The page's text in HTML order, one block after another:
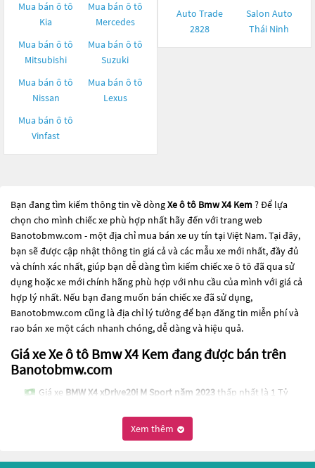
Mua bán ô tô
Kia
Mua bán ô tô
Mercedes
Mua bán ô tô
Mitsubishi
Mua bán ô tô
Suzuki
Mua bán ô tô
Nissan
Mua bán ô tô
Lexus
Mua bán ô tô
Vinfast
Auto Trade
2828
Salon Auto
Thái Ninh
Bạn đang tìm kiếm thông tin về dòngXe ô tô Bmw X4 Kem? Để lựa
chọn cho mình chiếc xe phù hợp nhất hãy đến với trang web
Banotobmw.com - một địa chỉ mua bán xe uy tín tại Việt Nam. Tại đây,
bạn sẽ được cập nhật thông tin giá cả và các mẫu xe mới nhất, đầy đủ
và chính xác nhất, giúp bạn dễ dàng tìm kiếm chiếc xe ô tô đã qua sử
dụng hoặc xe mới chính hãng phù hợp với nhu cầu của mình với giá cả
hợp lý nhất. Nếu bạn đang muốn bán chiếc xe đã sử dụng,
Banotobmw.com cũng là địa chỉ lý tưởng để bạn đăng tin miễn phí và
rao bán xe một cách nhanh chóng, dễ dàng và hiệu quả.
Giá xe Xe ô tô Bmw X4 Kem đang được bán trên
Banotobmw.com
Giá xe BMW X4 xDrive20i M Sport năm 2023thấp nhất là 1 Tỷ
BMW X4 xDrive20i năm 2018thấp nhất là 865 Triệu
Xem thêm